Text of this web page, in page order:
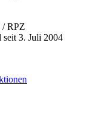
/ RPZ
3. Juli 2004